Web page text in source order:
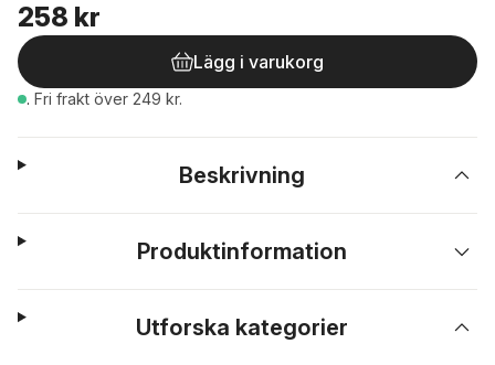
258 kr
Lägg i varukorg
. Fri frakt över 249 kr.
Beskrivning
Produktinformation
Utforska kategorier